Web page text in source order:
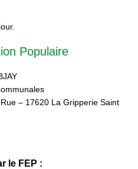
Populaire
– 17620 La Gripperie Saint
le FEP :